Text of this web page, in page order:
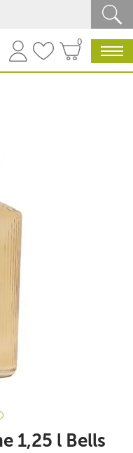
0
1,25 l Bells